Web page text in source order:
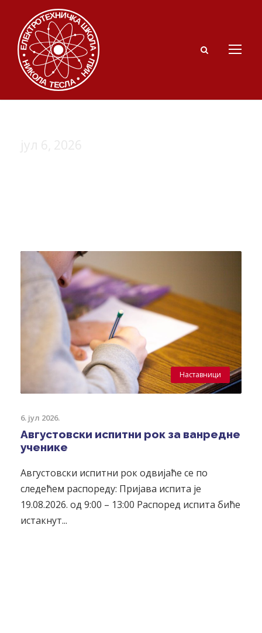
Наставници
6. јул 2026.
Августовски испитни рок за ванредне
ученике
Августовски испитни рок одвијаће се по
следећем распореду: Пријава испита је
19.08.2026. од 9:00 – 13:00 Распоред испита биће
истакнут...